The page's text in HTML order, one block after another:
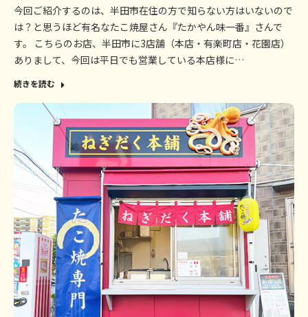
今回ご紹介するのは、半田市在住の方で知らない方はいないので
は？と思うほど有名なたこ焼屋さん『たかやん味一番』さんで
す。 こちらのお店、半田市に3店舗（本店・有楽町店・花園店）
ありまして、今回は平日でも営業している本店様に…
続きを読む